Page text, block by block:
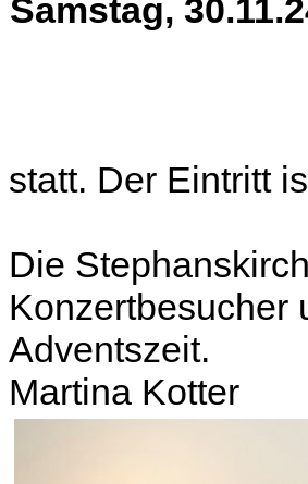
Samstag,
statt. Der Eintritt
Die
Konzertbesucher
Adventszeit.
Martina Kotter